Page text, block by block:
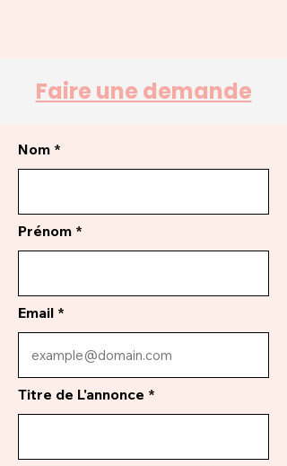
Faire une demande
Nom
Prénom
Email
Titre de L'annonce